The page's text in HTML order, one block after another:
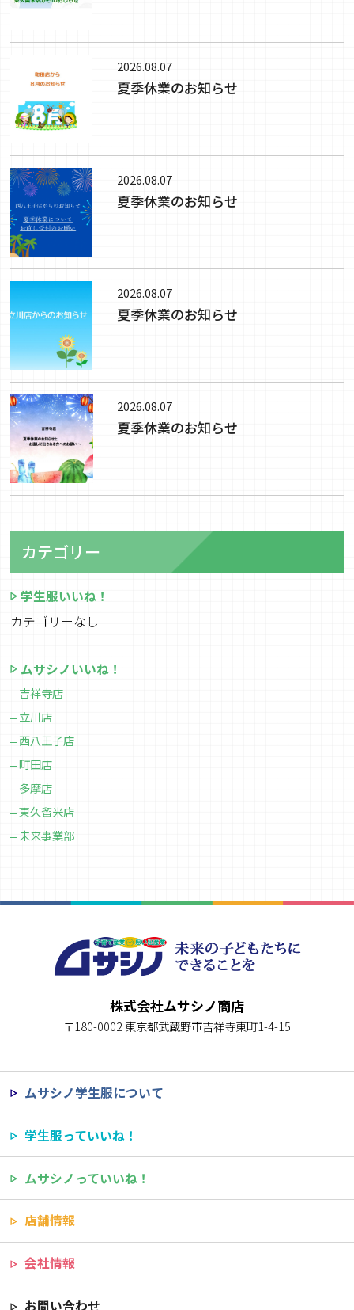
2026.08.07
夏季休業のお知らせ
2026.08.07
夏季休業のお知らせ
2026.08.07
夏季休業のお知らせ
2026.08.07
夏季休業のお知らせ
カテゴリー
学生服いいね！
カテゴリーなし
ムサシノいいね！
吉祥寺店
立川店
西八王子店
町田店
多摩店
東久留米店
未来事業部
株式会社ムサシノ商店
〒180-0002 東京都武蔵野市吉祥寺東町1-4-15
ムサシノ学生服について
学生服っていいね！
ムサシノっていいね！
店舗情報
会社情報
お問い合わせ